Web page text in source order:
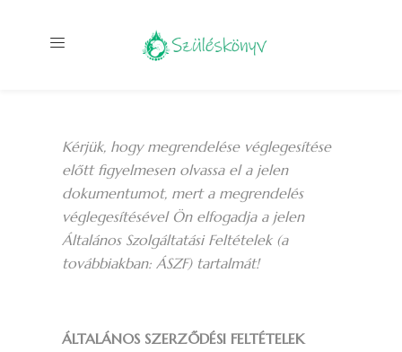
Kérjük, hogy megrendelése véglegesítése
előtt figyelmesen olvassa el a jelen
dokumentumot, mert a megrendelés
véglegesítésével Ön elfogadja a jelen
Általános Szolgáltatási Feltételek (a
továbbiakban: ÁSZF) tartalmát!
ÁLTALÁNOS SZERZŐDÉSI FELTÉTELEK